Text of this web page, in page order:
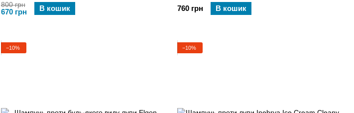
800 грн
670 грн В кошик
760 грн
В кошик
−10% −10%